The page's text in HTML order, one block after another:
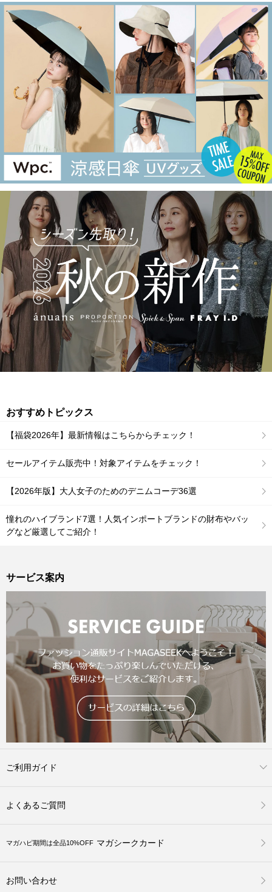
おすすめトピックス
【福袋2026年】最新情報はこちらからチェック！
セールアイテム販売中！対象アイテムをチェック！
【2026年版】大人女子のためのデニムコーデ36選
憧れのハイブランド7選！人気インポートブランドの財布やバッ
グなど厳選してご紹介！
サービス案内
ご利用ガイド
よくあるご質問
マガハピ期間は全品10%OFF マガシークカード
お問い合わせ